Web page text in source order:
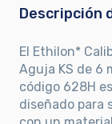
Descripción
El Ethilon*
Aguja KS de 6
código 628H
diseñado para